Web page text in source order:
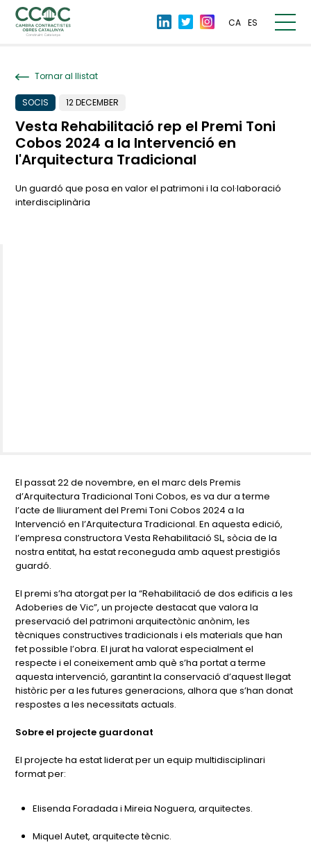
CA ES
Tornar al llistat
SOCIS 12 DECEMBER
Vesta Rehabilitació rep el Premi Toni
Cobos 2024 a la Intervenció en
l'Arquitectura Tradicional
Un guardó que posa en valor el patrimoni i la col·laboració
interdisciplinària
El passat 22 de novembre, en el marc dels Premis
d’Arquitectura Tradicional Toni Cobos, es va dur a terme
l’acte de lliurament del Premi Toni Cobos 2024 a la
Intervenció en l’Arquitectura Tradicional. En aquesta edició,
l’empresa constructora Vesta Rehabilitació SL, sòcia de la
nostra entitat, ha estat reconeguda amb aquest prestigiós
guardó.
El premi s’ha atorgat per la “Rehabilitació de dos edificis a les
Adoberies de Vic”, un projecte destacat que valora la
preservació del patrimoni arquitectònic anònim, les
tècniques constructives tradicionals i els materials que han
fet possible l’obra. El jurat ha valorat especialment el
respecte i el coneixement amb què s’ha portat a terme
aquesta intervenció, garantint la conservació d’aquest llegat
històric per a les futures generacions, alhora que s’han donat
respostes a les necessitats actuals.
Sobre el projecte guardonat
El projecte ha estat liderat per un equip multidisciplinari
format per:
Elisenda Foradada i Mireia Noguera, arquitectes.
Miquel Autet, arquitecte tècnic.